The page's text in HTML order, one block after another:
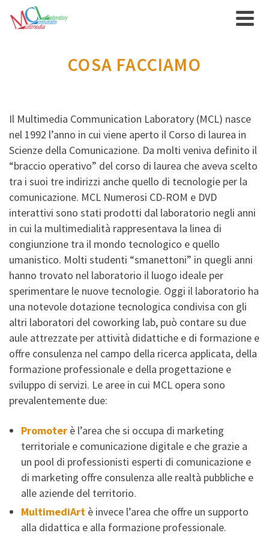
COSA FACCIAMO
Il Multimedia Communication Laboratory (MCL) nasce
nel 1992 l’anno in cui viene aperto il Corso di laurea in
Scienze della Comunicazione. Da molti veniva definito il
“braccio operativo” del corso di laurea che aveva scelto
tra i suoi tre indirizzi anche quello di tecnologie per la
comunicazione. MCL Numerosi CD-ROM e DVD
interattivi sono stati prodotti dal laboratorio negli anni
in cui la multimedialità rappresentava la linea di
congiunzione tra il mondo tecnologico e quello
umanistico. Molti studenti “smanettoni” in quegli anni
hanno trovato nel laboratorio il luogo ideale per
sperimentare le nuove tecnologie. Oggi il laboratorio ha
una notevole dotazione tecnologica condivisa con gli
altri laboratori del coworking lab, può contare su due
aule attrezzate per attività didattiche e di formazione e
offre consulenza nel campo della ricerca applicata, della
formazione professionale e della progettazione e
sviluppo di servizi. Le aree in cui MCL opera sono
prevalentemente due:
Promoter è l’area che si occupa di marketing
territoriale e comunicazione digitale e che grazie a
un pool di professionisti esperti di comunicazione e
di marketing offre consulenza alle realtà pubbliche e
alle aziende del territorio.
MultimediArt è invece l’area che offre un supporto
alla didattica e alla formazione professionale.